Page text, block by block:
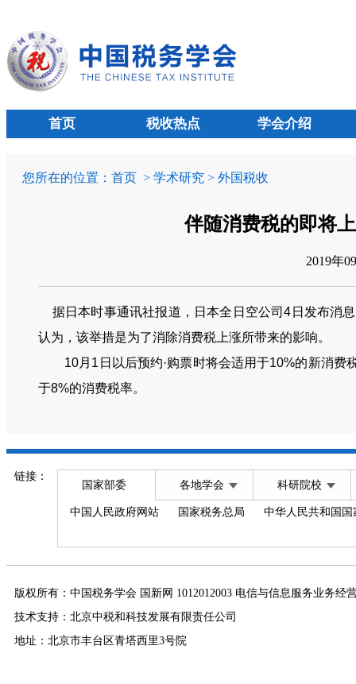
首页 税收热点 学会介绍
您所在的位置： 首页 > 学术研究 > 外国税收
伴随消费税的即将
2019年
据日本时事通讯社报道，日本全日空公司4日发布消
认为，该举措是为了消除消费税上涨所带来的影响。
10月1日以后预约·购票时将会适用于10%的新消费
于8%的消费税率。
链接：
国家部委 各地学会 科研院校
中国人民政府网站 国家税务总局 中华人民共和国
版权所有：中国税务学会 国新网 1012012003 电信与信息服务业务经
技术支持：北京中税和科技发展有限责任公司
地址：北京市丰台区青塔西里3号院